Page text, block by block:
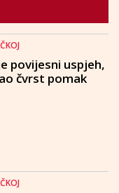
povijesni uspjeh,
čvrst pomak